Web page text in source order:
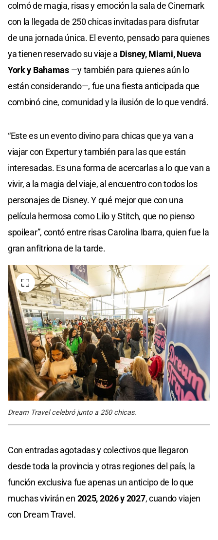
colmó de magia, risas y emoción la sala de Cinemark
con la llegada de 250 chicas invitadas para disfrutar
de una jornada única. El evento, pensado para quienes
ya tienen reservado su viaje a Disney, Miami, Nueva
York y Bahamas—y también para quienes aún lo
están considerando—, fue una fiesta anticipada que
combinó cine, comunidad y la ilusión de lo que vendrá.
“Este es un evento divino para chicas que ya van a
viajar con Expertur y también para las que están
interesadas. Es una forma de acercarlas a lo que van a
vivir, a la magia del viaje, al encuentro con todos los
personajes de Disney. Y qué mejor que con una
película hermosa como Lilo y Stitch, que no pienso
spoilear”, contó entre risas Carolina Ibarra, quien fue la
gran anfitriona de la tarde.
Dream Travel celebró junto a 250 chicas.
Con entradas agotadas y colectivos que llegaron
desde toda la provincia y otras regiones del país, la
función exclusiva fue apenas un anticipo de lo que
muchas vivirán en 2025, 2026 y 2027, cuando viajen
con Dream Travel.